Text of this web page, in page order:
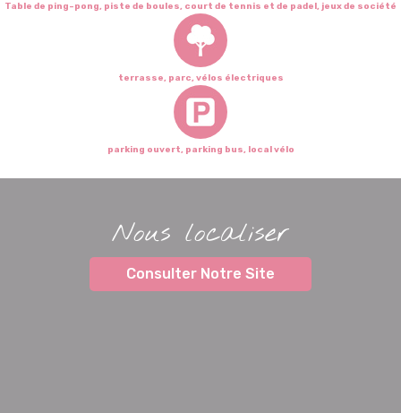
Table de ping-pong, piste de boules, court de tennis et de padel, jeux de société
terrasse, parc, vélos électriques
parking ouvert, parking bus, local vélo
Nous localiser
Consulter Notre Site